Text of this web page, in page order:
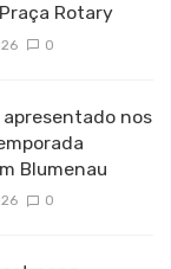
Rotary
0
apresentado nos
Blumenau
0